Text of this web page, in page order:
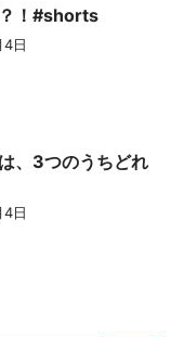
？！#shorts
日
、3つのうちどれ
日